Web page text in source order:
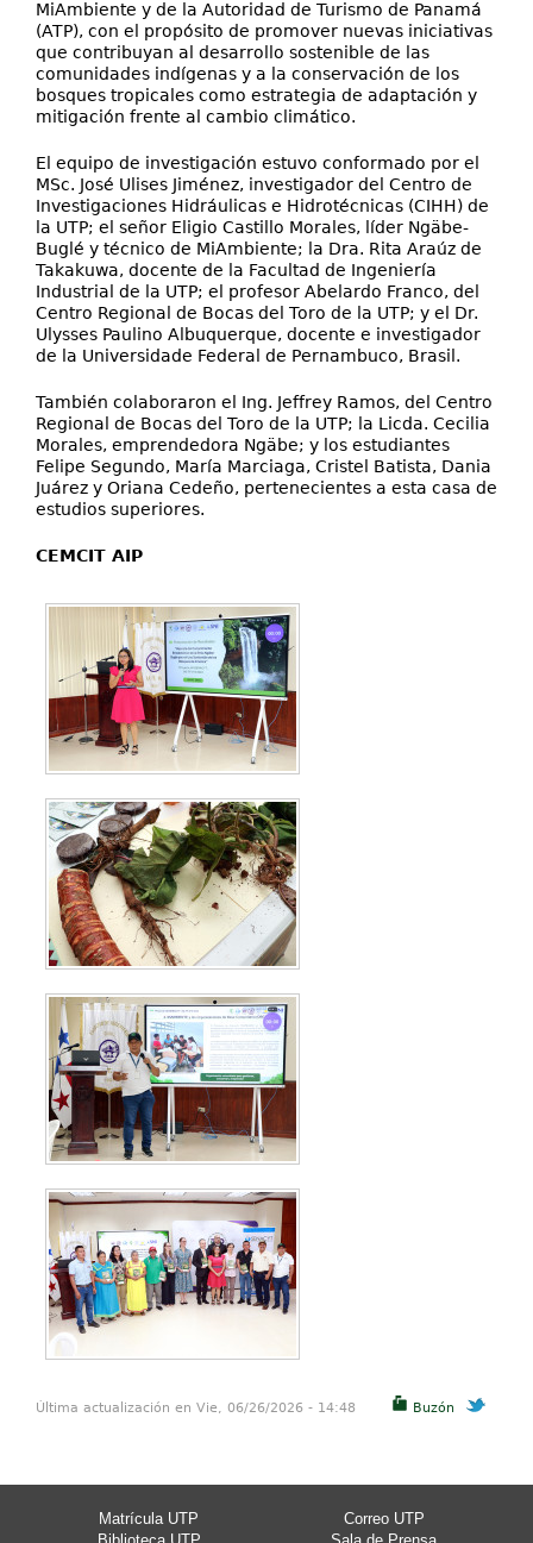
MiAmbiente y de la Autoridad de Turismo de Panamá
(ATP), con el propósito de promover nuevas iniciativas
que contribuyan al desarrollo sostenible de las
comunidades indígenas y a la conservación de los
bosques tropicales como estrategia de adaptación y
mitigación frente al cambio climático.
El equipo de investigación estuvo conformado por el
MSc. José Ulises Jiménez, investigador del Centro de
Investigaciones Hidráulicas e Hidrotécnicas (CIHH) de
la UTP; el señor Eligio Castillo Morales, líder Ngäbe-
Buglé y técnico de MiAmbiente; la Dra. Rita Araúz de
Takakuwa, docente de la Facultad de Ingeniería
Industrial de la UTP; el profesor Abelardo Franco, del
Centro Regional de Bocas del Toro de la UTP; y el Dr.
Ulysses Paulino Albuquerque, docente e investigador
de la Universidade Federal de Pernambuco, Brasil.
También colaboraron el Ing. Jeffrey Ramos, del Centro
Regional de Bocas del Toro de la UTP; la Licda. Cecilia
Morales, emprendedora Ngäbe; y los estudiantes
Felipe Segundo, María Marciaga, Cristel Batista, Dania
Juárez y Oriana Cedeño, pertenecientes a esta casa de
estudios superiores.
CEMCIT AIP
Buzón
Última actualización en Vie, 06/26/2026 - 14:48
Matrícula UTP
Correo UTP